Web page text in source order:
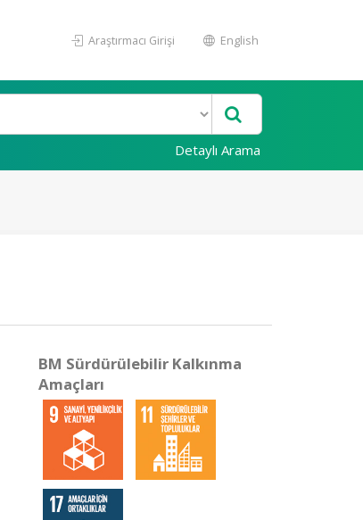
Araştırmacı Girişi English
Detaylı Arama
BM Sürdürülebilir Kalkınma
Amaçları